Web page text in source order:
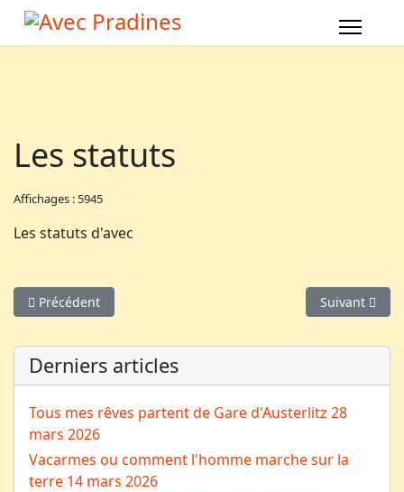
Les statuts
Affichages : 5945
Les statuts d'avec
Article précédent : AVEC, vous avez dit AVEC ?
Précédent Article
Suivant
Derniers articles
Tous mes rêves partent de Gare d'Austerlitz 28
mars 2026
Vacarmes ou comment l'homme marche sur la
terre 14 mars 2026